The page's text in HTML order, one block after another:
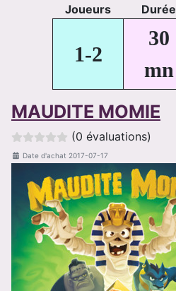
Joueurs Durée
1-2
30
mn
MAUDITE MOMIE
(0 évaluations)
Date d'achat 2017-07-17